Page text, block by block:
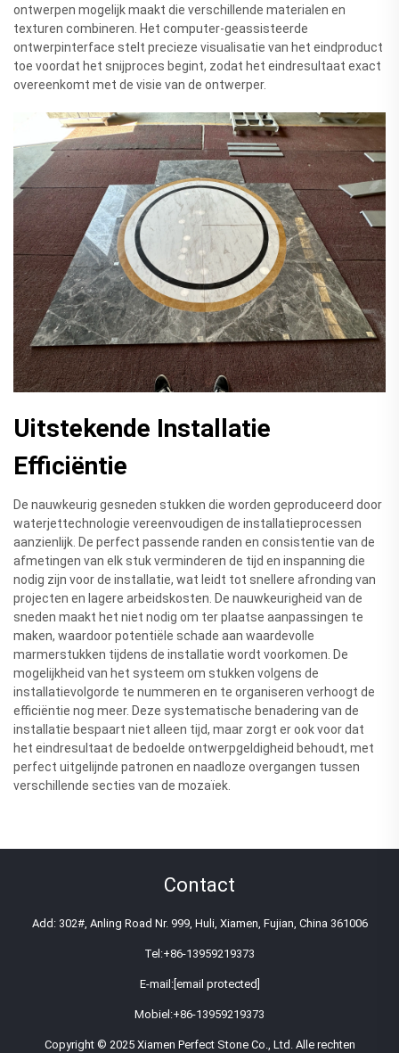
ontwerpen mogelijk maakt die verschillende materialen en
texturen combineren. Het computer-geassisteerde
ontwerpinterface stelt precieze visualisatie van het eindproduct
toe voordat het snijproces begint, zodat het eindresultaat exact
overeenkomt met de visie van de ontwerper.
Uitstekende Installatie
Efficiëntie
De nauwkeurig gesneden stukken die worden geproduceerd door
waterjettechnologie vereenvoudigen de installatieprocessen
aanzienlijk. De perfect passende randen en consistentie van de
afmetingen van elk stuk verminderen de tijd en inspanning die
nodig zijn voor de installatie, wat leidt tot snellere afronding van
projecten en lagere arbeidskosten. De nauwkeurigheid van de
sneden maakt het niet nodig om ter plaatse aanpassingen te
maken, waardoor potentiële schade aan waardevolle
marmerstukken tijdens de installatie wordt voorkomen. De
mogelijkheid van het systeem om stukken volgens de
installatievolgorde te nummeren en te organiseren verhoogt de
efficiëntie nog meer. Deze systematische benadering van de
installatie bespaart niet alleen tijd, maar zorgt er ook voor dat
het eindresultaat de bedoelde ontwerpgeldigheid behoudt, met
perfect uitgelijnde patronen en naadloze overgangen tussen
verschillende secties van de mozaïek.
Contact
Add: 302#, Anling Road Nr. 999, Huli, Xiamen, Fujian, China 361006
Tel:+86-13959219373
E-mail:[email protected]
Mobiel:+86-13959219373
Copyright © 2025 Xiamen Perfect Stone Co., Ltd. Alle rechten